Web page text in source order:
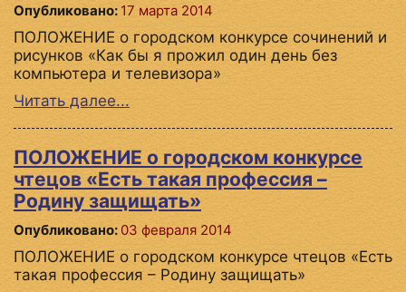
Опубликовано: 17 марта 2014
ПОЛОЖЕНИЕ о городском конкурсе сочинений и
рисунков «Как бы я прожил один день без
компьютера и телевизора»
Читать далее...
ПОЛОЖЕНИЕ о городском конкурсе
чтецов «Есть такая профессия –
Родину защищать»
Опубликовано: 03 февраля 2014
ПОЛОЖЕНИЕ о городском конкурсе чтецов «Есть
такая профессия – Родину защищать»